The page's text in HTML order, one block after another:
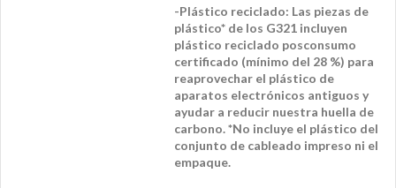
-Plástico reciclado: Las piezas de
plástico* de los G321 incluyen
plástico reciclado posconsumo
certificado (mínimo del 28 %) para
reaprovechar el plástico de
aparatos electrónicos antiguos y
ayudar a reducir nuestra huella de
carbono. *No incluye el plástico del
conjunto de cableado impreso ni el
empaque.